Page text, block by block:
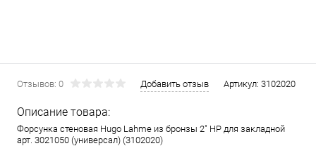
Отзывов: 0 Добавить отзыв Артикул: 3102020
Описание товара:
Форсунка стеновая Hugo Lahme из бронзы 2" НР для закладной
арт. 3021050 (универсал) (3102020)